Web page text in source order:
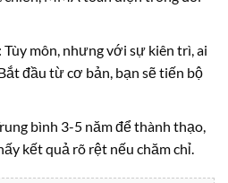
Tùy môn, nhưng với sự kiên trì, ai
đầu từ cơ bản, bạn sẽ tiến bộ
bình 3-5 năm để thành thạo,
kết quả rõ rệt nếu chăm chỉ.